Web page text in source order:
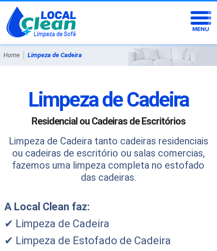
Home | Limpeza de Cadeira
Limpeza de Cadeira
Residencial ou Cadeiras de Escritórios
Limpeza de Cadeira tanto cadeiras residenciais
ou cadeiras de escritório ou salas comercias,
fazemos uma limpeza completa no estofado
das cadeiras.
A Local Clean faz:
✔ Limpeza de Cadeira
✔ Limpeza de Estofado de Cadeira